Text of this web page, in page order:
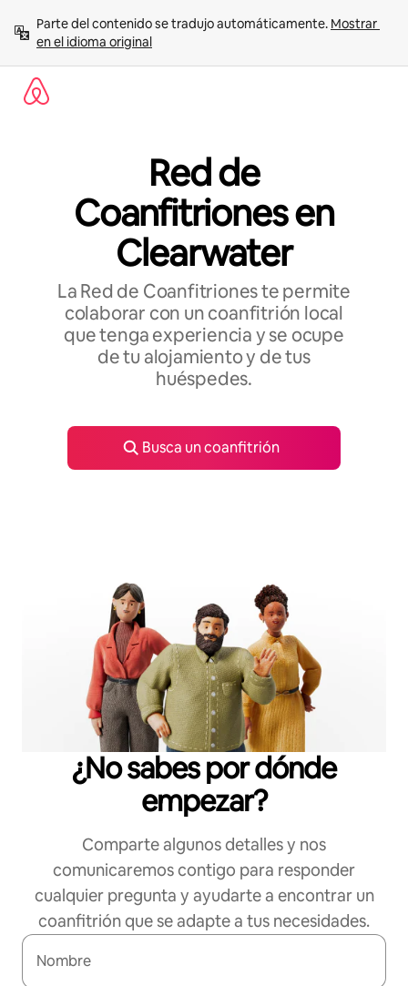
contenido
Parte del contenido se tradujo automáticamente. Mostrar
en el idioma original
Red de
Coanfitriones en
Clearwater
La Red de Coanfitriones te permite
colaborar con un coanfitrión local
que tenga experiencia y se ocupe
de tu alojamiento y de tus
huéspedes.
Busca un coanfitrión
¿No sabes por dónde
empezar?
Comparte algunos detalles y nos
comunicaremos contigo para responder
cualquier pregunta y ayudarte a encontrar un
coanfitrión que se adapte a tus necesidades.
Nombre